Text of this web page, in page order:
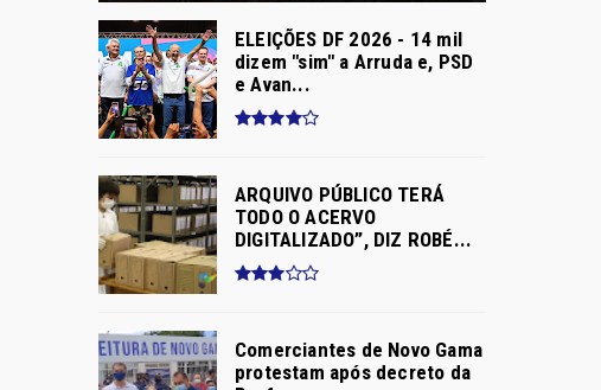
ELEIÇÕES DF 2026 - 14 mil
dizem "sim" a Arruda e, PSD
e Avan...
ARQUIVO PÚBLICO TERÁ
TODO O ACERVO
DIGITALIZADO”, DIZ ROBÉ...
Comerciantes de Novo Gama
protestam após decreto da